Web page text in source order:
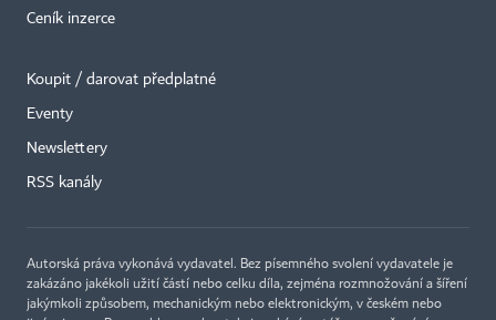
Ceník inzerce
Koupit / darovat předplatné
Eventy
Newslettery
RSS kanály
Autorská práva vykonává vydavatel. Bez písemného svolení vydavatele je
zakázáno jakékoli užití částí nebo celku díla, zejména rozmnožování a šíření
jakýmkoli způsobem, mechanickým nebo elektronickým, v českém nebo